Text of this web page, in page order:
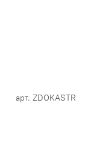
арт. ZDOKASTR